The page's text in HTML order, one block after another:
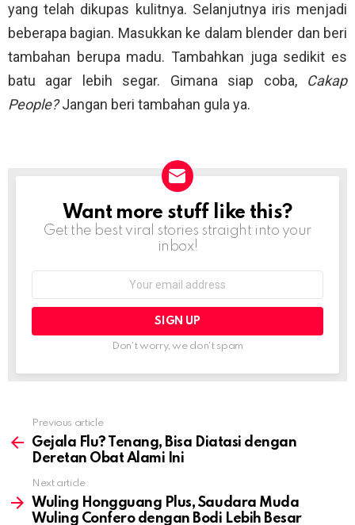
yang telah dikupas kulitnya. Selanjutnya iris menjadi
beberapa bagian. Masukkan ke dalam blender dan beri
tambahan berupa madu. Tambahkan juga sedikit es
batu agar lebih segar. Gimana siap coba, Cakap
People?Jangan beri tambahan gula ya.
NEWSLETTER
Want more stuff like this?
Get the best viral stories straight into your
inbox!
Don't worry, we don't spam
more
Previous article
Gejala Flu? Tenang, Bisa Diatasi dengan
Deretan Obat Alami Ini
Next article
Wuling Hongguang Plus, Saudara Muda
Wuling Confero dengan Bodi Lebih Besar